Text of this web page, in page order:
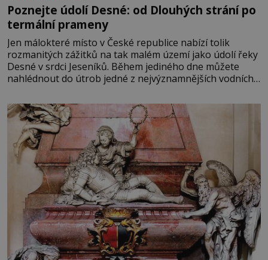
Poznejte údolí Desné: od Dlouhých strání po
termální prameny
Jen málokteré místo v České republice nabízí tolik
rozmanitých zážitků na tak malém území jako údolí řeky
Desné v srdci Jeseníků. Během jediného dne můžete
nahlédnout do útrob jedné z nejvýznamnějších vodních
se na koloběžce a den zakončit poznáváním památek ve
Velkých Losinách nebo v termálním